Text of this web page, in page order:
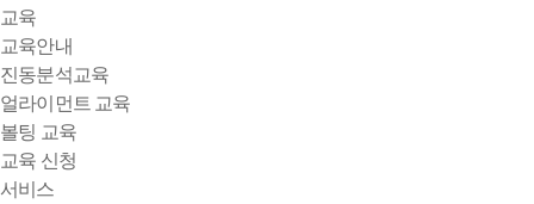
교육
교육안내
진동분석교육
얼라이먼트 교육
볼팅 교육
교육 신청
서비스